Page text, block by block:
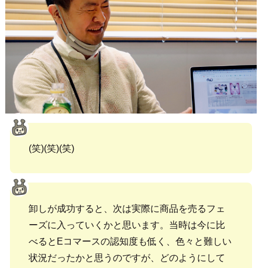
(笑)(笑)(笑)
卸しが成功すると、次は実際に商品を売るフェ
ーズに入っていくかと思います。当時は今に比
べるとEコマースの認知度も低く、色々と難しい
状況だったかと思うのですが、どのようにして